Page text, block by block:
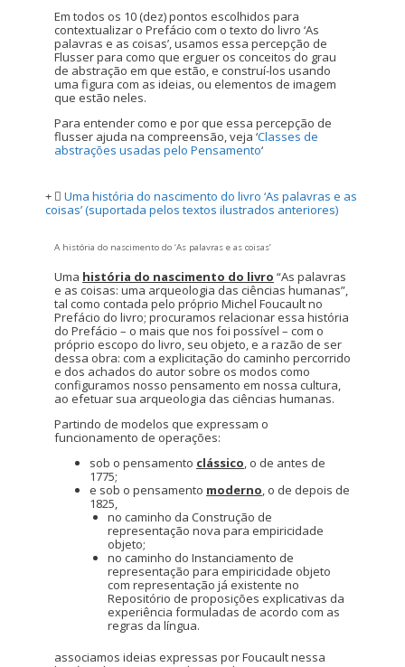
Em todos os 10 (dez) pontos escolhidos para
contextualizar o Prefácio com o texto do livro ‘As
palavras e as coisas’, usamos essa percepção de
Flusser para como que erguer os conceitos do grau
de abstração em que estão, e construí-los usando
uma figura com as ideias, ou elementos de imagem
que estão neles.
Para entender como e por que essa percepção de
flusser ajuda na compreensão, veja ‘Classes de
abstrações usadas pelo Pensamento‘
Uma história do nascimento do livro ‘As palavras e as
coisas’ (suportada pelos textos ilustrados anteriores)
A história do nascimento do ‘As palavras e as coisas’
Uma história do nascimento do livro “As palavras
e as coisas: uma arqueologia das ciências humanas”,
tal como contada pelo próprio Michel Foucault no
Prefácio do livro; procuramos relacionar essa história
do Prefácio – o mais que nos foi possível – com o
próprio escopo do livro, seu objeto, e a razão de ser
dessa obra: com a explicitação do caminho percorrido
e dos achados do autor sobre os modos como
configuramos nosso pensamento em nossa cultura,
ao efetuar sua arqueologia das ciências humanas.
Partindo de modelos que expressam o
funcionamento de operações:
sob o pensamento clássico, o de antes de
1775;
e sob o pensamento moderno, o de depois de
1825,
no caminho da Construção de
representação nova para empiricidade
objeto;
no caminho do Instanciamento de
representação para empiricidade objeto
com representação já existente no
Repositório de proposições explicativas da
experiência formuladas de acordo com as
regras da língua.
associamos ideias expressas por Foucault nessa